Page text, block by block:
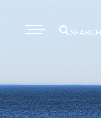
SEARCH